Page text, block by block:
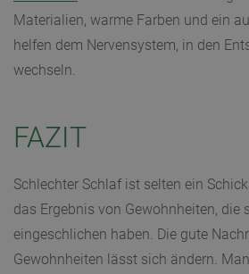
Materialien, warme Farben und ein
helfen dem Nervensystem, in den
wechseln.
FAZIT
Schlechter Schlaf ist selten ein
das Ergebnis von Gewohnheiten, die
eingeschlichen haben. Die gute
Gewohnheiten lässt sich ändern.